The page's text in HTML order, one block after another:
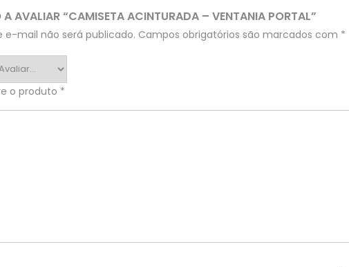
A AVALIAR “CAMISETA ACINTURADA – VENTANIA PORTAL”
e-mail não será publicado. Campos obrigatórios são marcados com *
o produto *